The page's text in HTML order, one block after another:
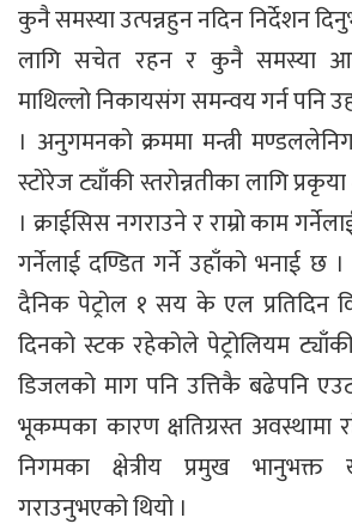
कुनै समस्या उत्पन्नहुन नदिन निर्देशन
लागि सचेत रहन र कुनै समस्या
माथिल्लो निकायसंग समन्वय गर्न पनि
। अनुगमनको क्रममा मन्त्री
स्टोरेज ट्याँकी स्तरोन्नतीका लागि
। क्राईसिस नगराउने र राम्रो काम
गर्नेलाई दण्डित गर्ने उहाँको भनाई छ
दैनिक पेट्रोल १ सय के एल प्रतिदिन
दिनको स्टक रहेकोले पेट्रोलियम
डिजलको माग पनि उत्तिकै बढेपनि
भूकम्पका कारण क्षतिग्रस्त अवस्थामा
निगमका क्षेत्रीय प्रमुख भानुभक्त
गराउनुभएको थियो ।